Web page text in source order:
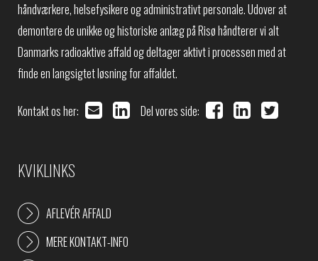
håndværkere, helsefysikere og administrativt personale. Udover at
demontere de unikke og historiske anlæg på Risø håndterer vi alt
Danmarks radioaktive affald og deltager aktivt i processen med at
finde en langsigtet løsning for affaldet.
Kontakt os her: Del vores side:
KVIKLINKS
AFLEVÉR AFFALD
MERE KONTAKT-INFO